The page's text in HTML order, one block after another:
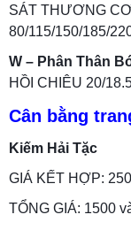
SÁT THƯƠNG
80/115/150/185/
W – Phân Thân
HỒI CHIÊU 20/
Cân bằng
Kiếm Hải Tặc
GIÁ KẾT HỢP:
TỔNG GIÁ: 1500